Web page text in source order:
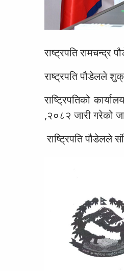
राष्ट्रपति रामचन्द्र
राष्ट्रपति पौडेलले
राष्ट्रिपतिको
,२०८२ जारी गरेको
राष्ट्रिपति पौडेलले